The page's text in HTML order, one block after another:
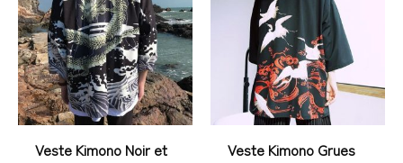
Veste Kimono Noir et
Veste Kimono Grues